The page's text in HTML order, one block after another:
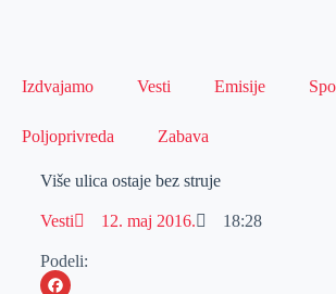
Izdvajamo Vesti Emisije
Poljoprivreda Zabava
Više ulica ostaje bez struje
Vesti 12. maj 2016. 18:28
Podeli: